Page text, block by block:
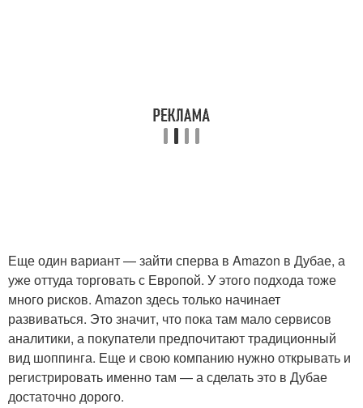
Еще один вариант — зайти сперва в Amazon в Дубае, а
уже оттуда торговать с Европой. У этого подхода тоже
много рисков. Amazon здесь только начинает
развиваться. Это значит, что пока там мало сервисов
аналитики, а покупатели предпочитают традиционный
вид шоппинга. Еще и свою компанию нужно открывать и
регистрировать именно там — а сделать это в Дубае
достаточно дорого.